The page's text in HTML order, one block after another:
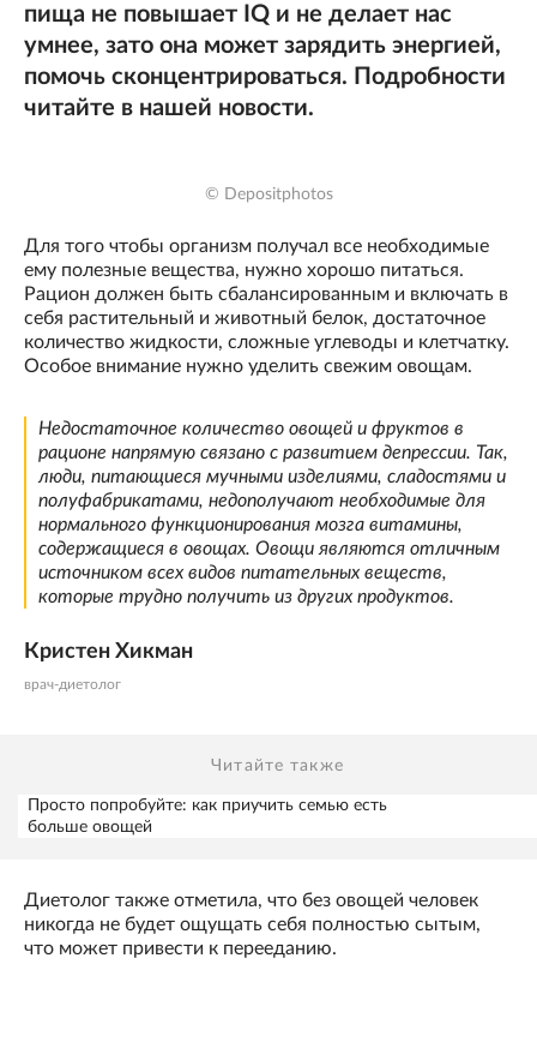
пища не повышает IQ и не делает нас
умнее, зато она может зарядить энергией,
помочь сконцентрироваться. Подробности
читайте в нашей новости.
© Depositphotos
Для того чтобы организм получал все необходимые
ему полезные вещества, нужно хорошо питаться.
Рацион должен быть сбалансированным и включать в
себя растительный и животный белок, достаточное
количество жидкости, сложные углеводы и клетчатку.
Особое внимание нужно уделить свежим овощам.
Недостаточное количество овощей и фруктов в
рационе напрямую связано с развитием депрессии. Так,
люди, питающиеся мучными изделиями, сладостями и
полуфабрикатами, недополучают необходимые для
нормального функционирования мозга витамины,
содержащиеся в овощах. Овощи являются отличным
источником всех видов питательных веществ,
которые трудно получить из других продуктов.
Кристен Хикман
врач-диетолог
Читайте также
Просто попробуйте: как приучить семью есть
больше овощей
Диетолог также отметила, что без овощей человек
никогда не будет ощущать себя полностью сытым,
что может привести к перееданию.